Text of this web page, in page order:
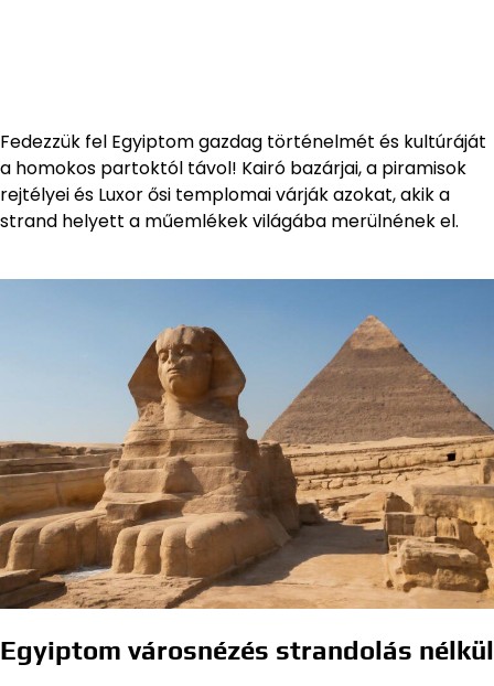
Fedezzük fel Egyiptom gazdag történelmét és kultúráját
a homokos partoktól távol! Kairó bazárjai, a piramisok
rejtélyei és Luxor ősi templomai várják azokat, akik a
strand helyett a műemlékek világába merülnének el.
Egyiptom városnézés strandolás nélkül